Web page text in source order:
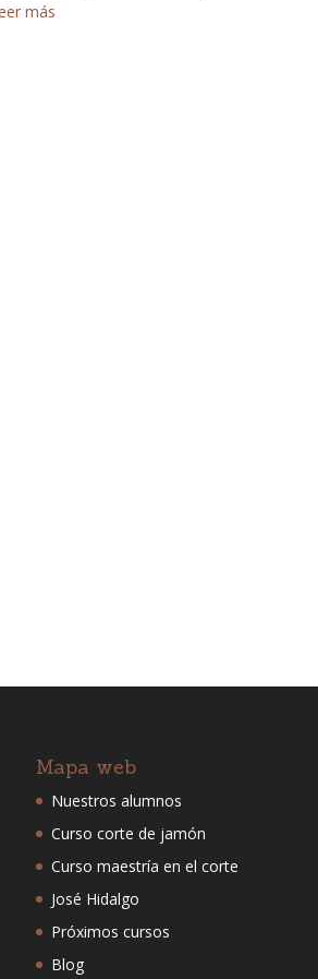
más
Mapa web
Nuestros alumnos
Curso corte de jamón
Curso maestría en el corte
José Hidalgo
Próximos cursos
Blog